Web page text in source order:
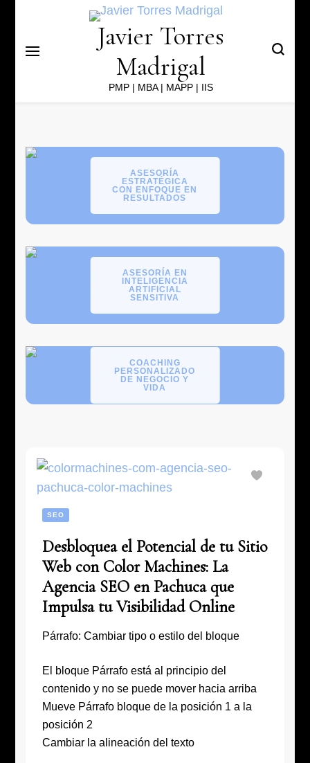
Javier Torres
Madrigal
PMP | MBA | MAPP | IIS
ASESORÍA
ESTRATÉGICA
CON ENFOQUE EN
RESULTADOS
ASESORÍA EN
INTELIGENCIA
ARTIFICIAL
SENSITIVA
COACHING
PERSONALIZADO
DE NEGOCIO Y
VIDA
SEO
Desbloquea el Potencial de tu Sitio
Web con Color Machines: La
Agencia SEO en Pachuca que
Impulsa tu Visibilidad Online
Párrafo: Cambiar tipo o estilo del bloque
El bloque Párrafo está al principio del
contenido y no se puede mover hacia arriba
Mueve Párrafo bloque de la posición 1 a la
posición 2
Cambiar la alineación del texto